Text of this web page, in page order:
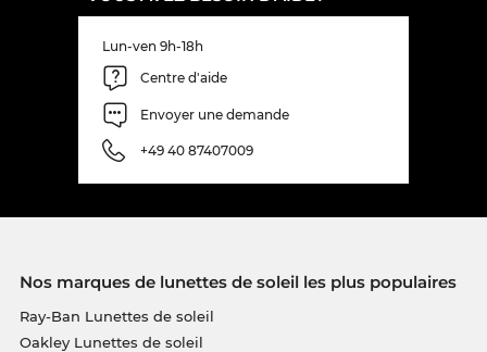
Lun-ven 9h-18h
Centre d'aide
Envoyer une demande
+49 40 87407009
Nos marques de lunettes de soleil les plus populaires
Ray-Ban Lunettes de soleil
Oakley Lunettes de soleil